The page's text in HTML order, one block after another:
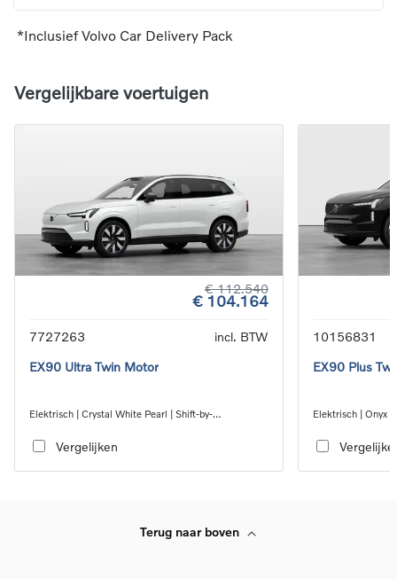
*Inclusief Volvo Car Delivery Pack
Vergelijkbare voertuigen
€ 112.540
€ 104.164
7727263
incl. BTW
EX90 Ultra Twin Motor
Elektrisch | Crystal White Pearl | Shift-by-
Vergelijken
10156831
EX90 Plus
Elektrisch | Onyx
Terug naar boven